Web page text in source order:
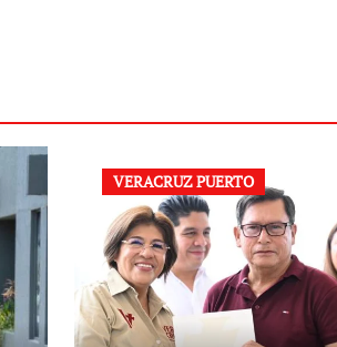
VERACRUZ PUERTO